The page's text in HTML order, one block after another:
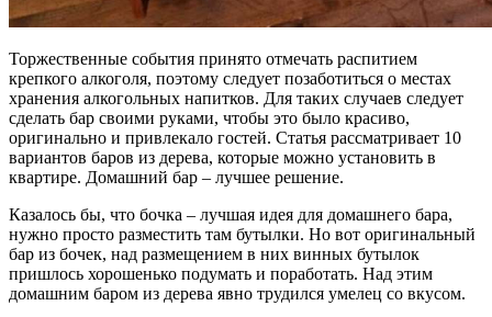
Торжественные события принято отмечать распитием
крепкого алкоголя, поэтому следует позаботиться о местах
хранения алкогольных напитков. Для таких случаев следует
сделать бар своими руками, чтобы это было красиво,
оригинально и привлекало гостей. Статья рассматривает 10
вариантов баров из дерева, которые можно установить в
квартире. Домашний бар – лучшее решение.
Казалось бы, что бочка – лучшая идея для домашнего бара,
нужно просто разместить там бутылки. Но вот оригинальный
бар из бочек, над размещением в них винных бутылок
пришлось хорошенько подумать и поработать. Над этим
домашним баром из дерева явно трудился умелец со вкусом.